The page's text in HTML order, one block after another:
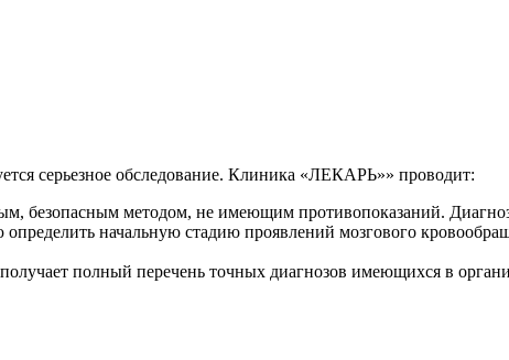
серьезное обследование. Клиника «ЛЕКАРЬ»» проводит:
безопасным методом, не имеющим противопоказаний.
начальную стадию проявлений мозгового
полный перечень точных диагнозов имеющихся в